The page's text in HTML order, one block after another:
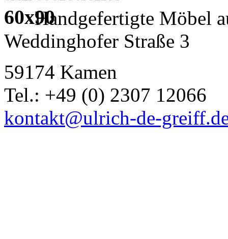
Handgefertigte Möbel
Weddinghofer Straße 3
59174 Kamen
Tel.: +49 (0) 2307 12066
kontakt@ulrich-de-